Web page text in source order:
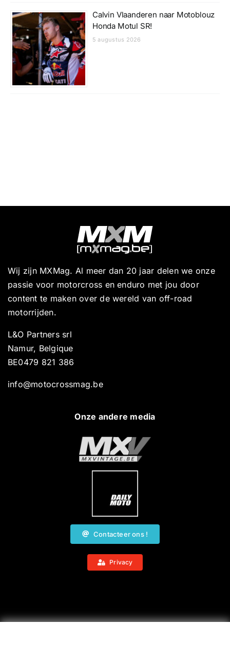
Calvin Vlaanderen naar Motoblouz
Honda Motul SR!
5 augustus 2026
Wij zijn MXMag. Al meer dan 20 jaar delen we onze
passie voor motorcross en enduro met jou door
content te maken over de wereld van off-road
motorrijden.
L&O Partners srl
Namur, Belgique
BE0479 821 386
info@motocrossmag.be
Onze andere media
Contacteer ons !
Privacy